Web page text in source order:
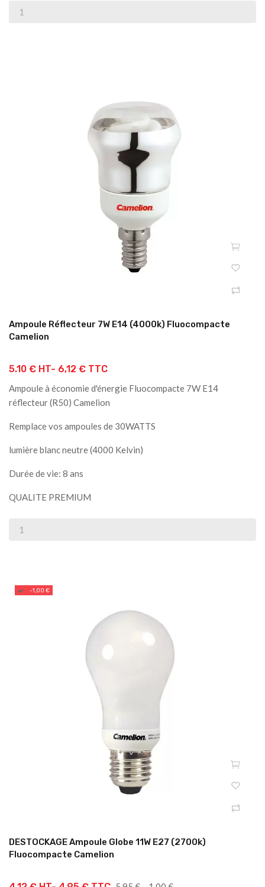
Ampoule Réflecteur 7W E14 (4000k) Fluocompacte
Camelion
5.10 € HT- 6,12 € TTC
Ampoule à économie d'énergie Fluocompacte 7W E14
réflecteur (R50) Camelion
Remplace vos ampoules de 30WATTS
lumière blanc neutre(4000 Kelvin)
Durée de vie: 8 ans
QUALITE PREMIUM
DESTOCKAGE Ampoule Globe 11W E27 (2700k)
Fluocompacte Camelion
-1,00 €